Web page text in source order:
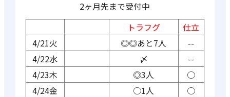
2ヶ月先まで受付中
トラフグ
仕立
4/21火
◎◎あと7人
--
4/22水
〆
--
4/23木
◎3人
○
4/24金
○1人
○